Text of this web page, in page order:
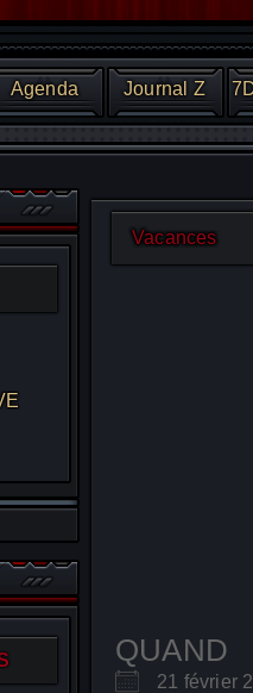
Agenda Journal Z
Vacances
QUAND
21 février